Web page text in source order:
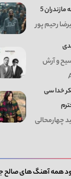
مازندران 5
رحیم پور
و آرش
خدا سی
چهارمحالی
همه آهنگ های صالح